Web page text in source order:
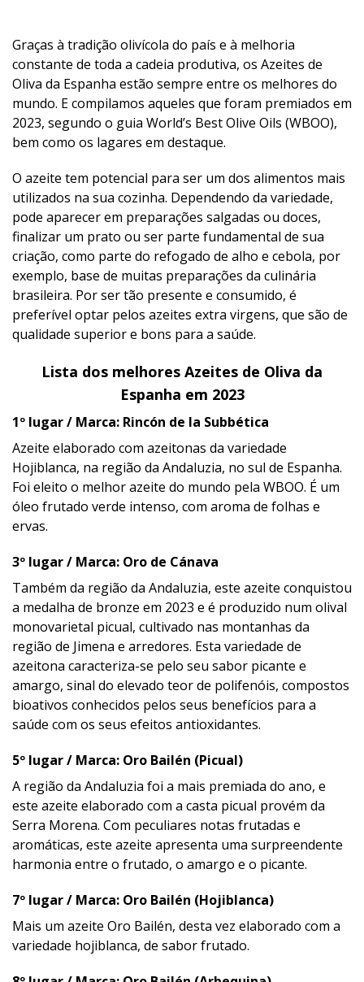
Graças à tradição olivícola do país e à melhoria
constante de toda a cadeia produtiva, os Azeites de
Oliva da Espanha estão sempre entre os melhores do
mundo. E compilamos aqueles que foram premiados em
2023, segundo o guia World’s Best Olive Oils (WBOO),
bem como os lagares em destaque.
O azeite tem potencial para ser um dos alimentos mais
utilizados na sua cozinha. Dependendo da variedade,
pode aparecer em preparações salgadas ou doces,
finalizar um prato ou ser parte fundamental de sua
criação, como parte do refogado de alho e cebola, por
exemplo, base de muitas preparações da culinária
brasileira. Por ser tão presente e consumido, é
preferível optar pelos azeites extra virgens, que são de
qualidade superior e bons para a saúde.
Lista dos melhores Azeites de Oliva da
Espanha em 2023
1º lugar / Marca: Rincón de la Subbética
Azeite elaborado com azeitonas da variedade
Hojiblanca, na região da Andaluzia, no sul de Espanha.
Foi eleito o melhor azeite do mundo pela WBOO. É um
óleo frutado verde intenso, com aroma de folhas e
ervas.
3º lugar / Marca: Oro de Cánava
Também da região da Andaluzia, este azeite conquistou
a medalha de bronze em 2023 e é produzido num olival
monovarietal picual, cultivado nas montanhas da
região de Jimena e arredores. Esta variedade de
azeitona caracteriza-se pelo seu sabor picante e
amargo, sinal do elevado teor de polifenóis, compostos
bioativos conhecidos pelos seus benefícios para a
saúde com os seus efeitos antioxidantes.
5º lugar / Marca: Oro Bailén (Picual)
A região da Andaluzia foi a mais premiada do ano, e
este azeite elaborado com a casta picual provém da
Serra Morena. Com peculiares notas frutadas e
aromáticas, este azeite apresenta uma surpreendente
harmonia entre o frutado, o amargo e o picante.
7º lugar / Marca: Oro Bailén (Hojiblanca)
Mais um azeite Oro Bailén, desta vez elaborado com a
variedade hojiblanca, de sabor frutado.